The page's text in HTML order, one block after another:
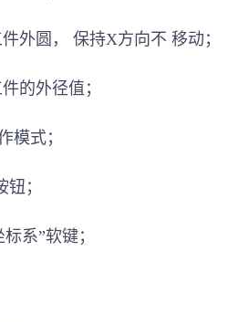
外圆 ， 保持X方向不 移动 ；
的外径值 ；
模式；
钮 ；
标系”软键；